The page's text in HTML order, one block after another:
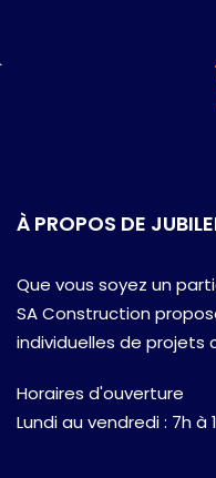
À PROPOS DE
Que vous soyez un
SA Construction
individuelles de projets
Horaires d'ouverture
Lundi au vendredi : 7h à